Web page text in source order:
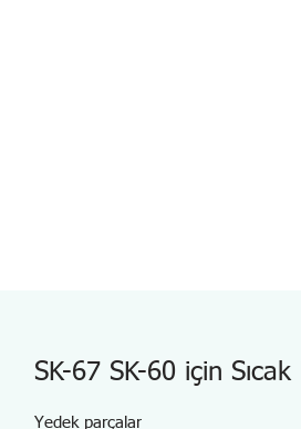
SK-67 SK-60 için Sıcak
Yedek parçalar